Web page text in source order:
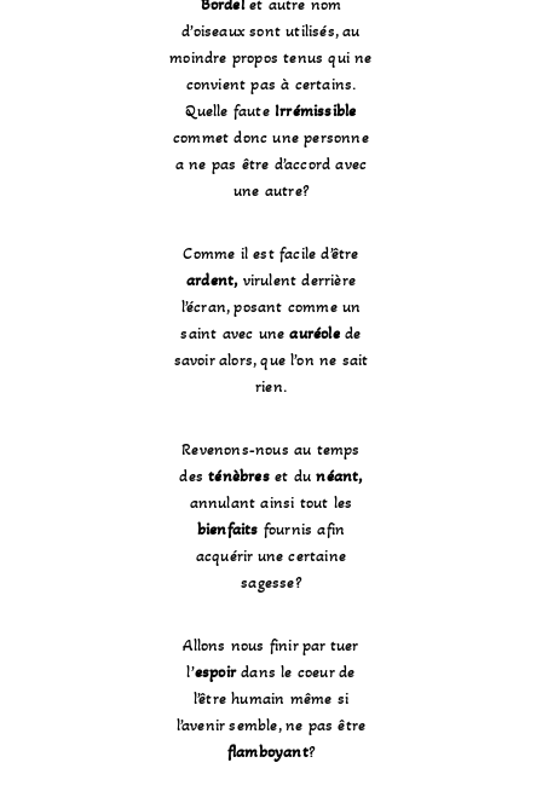
Bordelet autre nom
d’oiseaux sont utilisés, au
moindre propos tenus qui ne
convient pas à certains.
Quelle fauteIrrémissible
commet donc une personne
a ne pas être d’accord avec
une autre?
Comme il est facile d’être
ardent,virulent derrière
l’écran, posant comme un
saint avec uneauréolede
savoir alors, que l’on ne sait
rien.
Revenons-nous au temps
desténèbreset du néant,
annulant ainsi tout les
bienfaits fournis afin
acquérir une certaine
sagesse?
Allons nous finir par tuer
l’espoirdans le coeur de
l’être humain même si
l’avenir semble, ne pas être
flamboyant?